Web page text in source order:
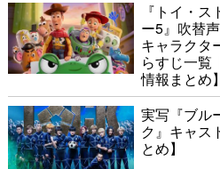
『トイ・ス
ー5』吹替
キャラクタ
らすじ一覧
情報まとめ】
実写『ブル
ク』キャス
とめ】